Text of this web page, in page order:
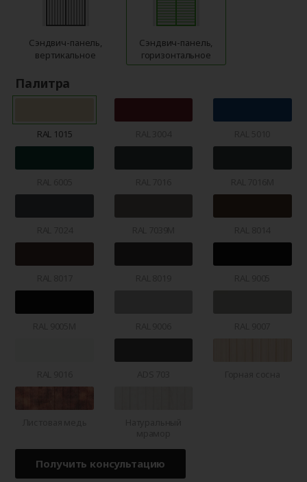
Сэндвич-панель,
вертикальное
Сэндвич-панель,
горизонтальное
Палитра
RAL 1015
Натуральный
Получить консультацию